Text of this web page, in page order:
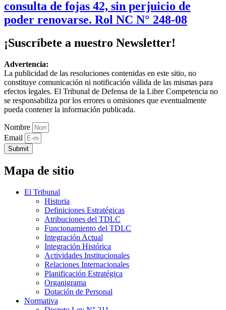
consulta de fojas 42, sin perjuicio de
poder renovarse. Rol NC N° 248-08
¡Suscríbete a nuestro Newsletter!
Advertencia:
La publicidad de las resoluciones contenidas en este sitio, no
constituye comunicación ni notificación válida de las mismas para
efectos legales. El Tribunal de Defensa de la Libre Competencia no
se responsabiliza por los errores u omisiones que eventualmente
pueda contener la información publicada.
Nombre
Email
Submit
Mapa de sitio
El Tribunal
Historia
Definiciones Estratégicas
Atribuciones del TDLC
Funcionamiento del TDLC
Integración Actual
Integración Histórica
Actividades Institucionales
Relaciones Internacionales
Planificación Estratégica
Organigrama
Dotación de Personal
Normativa